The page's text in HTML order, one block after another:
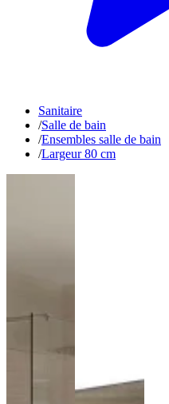
Sanitaire
/Salle de bain
/Ensembles salle de bain
/Largeur 80 cm